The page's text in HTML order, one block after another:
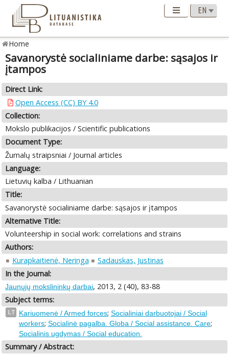
Home
Savanorystė socialiniame darbe: sąsajos ir
įtampos
Direct Link:
Open Access (CC) BY 4.0
Collection:
Mokslo publikacijos / Scientific publications
Document Type:
Žurnalų straipsniai / Journal articles
Language:
Lietuvių kalba / Lithuanian
Title:
Savanorystė socialiniame darbe: sąsajos ir įtampos
Alternative Title:
Volunteership in social work: correlations and strains
Authors:
Kurapkaitienė, Neringa
Sadauskas, Justinas
In the Journal:
Jaunųjų mokslininkų darbai, 2013, 2 (40), 83-88
Subject terms:
LT Kariuomenė / Armed forces; Socialiniai darbuotojai / Social
workers; Socialinė pagalba. Globa / Social assistance. Care;
Socialinis ugdymas / Social education.
Summary / Abstract: